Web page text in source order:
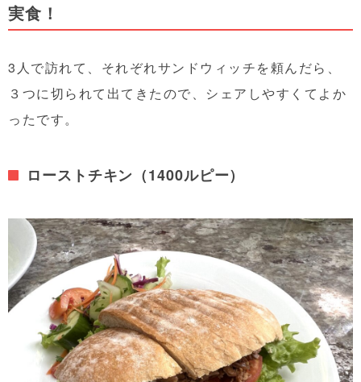
実食！
3人で訪れて、それぞれサンドウィッチを頼んだら、
３つに切られて出てきたので、シェアしやすくてよか
ったです。
ローストチキン（1400ルピー）